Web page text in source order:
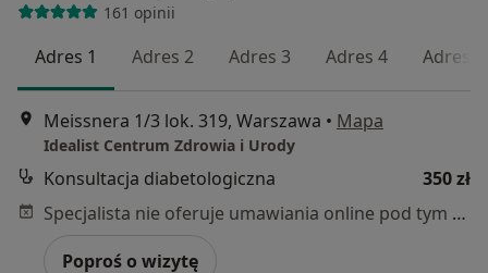
161 opinii
Adres 1 Adres 2 Adres 3 Adres 4 Adres 5
Meissnera 1/3 lok. 319, Warszawa • Mapa
Idealist Centrum Zdrowia i Urody
Konsultacja diabetologiczna
350 zł
Specjalista nie oferuje umawiania online pod tym adresem.
Poproś o wizytę